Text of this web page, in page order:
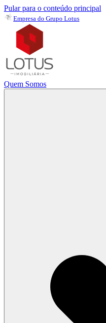
Pular para o conteúdo principal
Empresa do Grupo Lotus
Quem Somos